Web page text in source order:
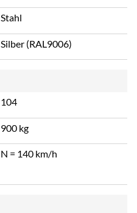
Stahl
Silber (RAL9006)
104
900 kg
N = 140 km/h